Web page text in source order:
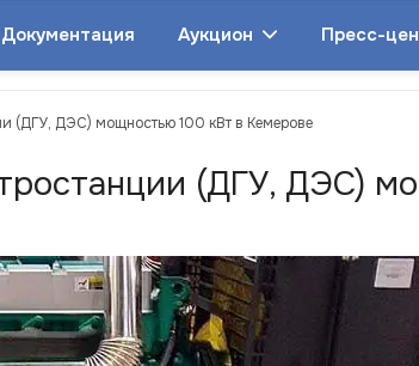
Документация Аукцион Пресс-
(ДГУ, ДЭС) мощностью 100 кВт в Кемерове
(ДГУ, ДЭС)